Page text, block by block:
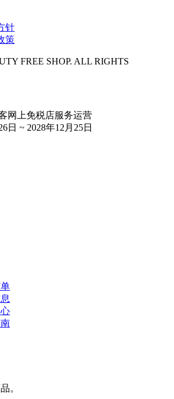
针
策
FREE SHOP. ALL RIGHTS
网上免税店服务运营
日 ~ 2028年12月25日
。